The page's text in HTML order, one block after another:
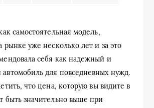
самостоятельная модель,
рынке уже несколько лет и за это
себя как надежный и
для повседневных нужд.
что цена, которую вы видите в
быть значительно выше при